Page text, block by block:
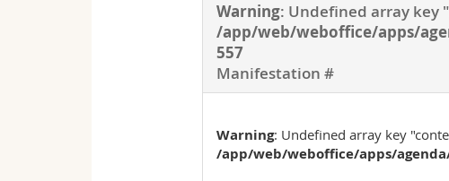
Warning: Undefined array key
/app/web/weboffice/apps/
557
Manifestation #
Warning: Undefined array key
/app/web/weboffice/apps/